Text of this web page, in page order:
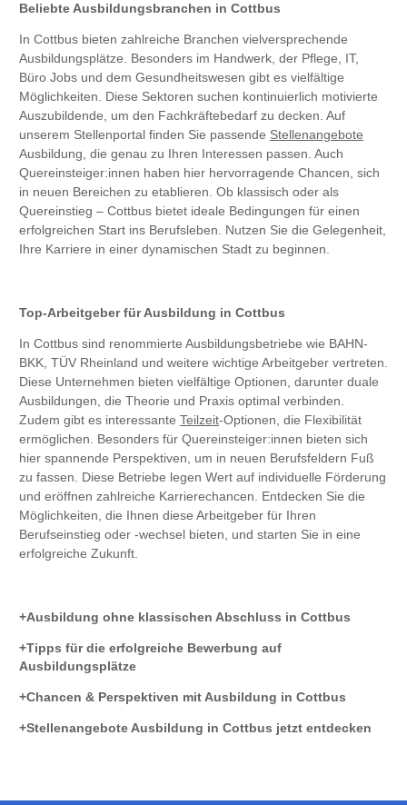
Beliebte Ausbildungsbranchen in Cottbus
In Cottbus bieten zahlreiche Branchen vielversprechende
Ausbildungsplätze. Besonders im Handwerk, der Pflege, IT,
Büro Jobs und dem Gesundheitswesen gibt es vielfältige
Möglichkeiten. Diese Sektoren suchen kontinuierlich motivierte
Auszubildende, um den Fachkräftebedarf zu decken. Auf
unserem Stellenportal finden Sie passende Stellenangebote
Ausbildung, die genau zu Ihren Interessen passen. Auch
Quereinsteiger:innen haben hier hervorragende Chancen, sich
in neuen Bereichen zu etablieren. Ob klassisch oder als
Quereinstieg – Cottbus bietet ideale Bedingungen für einen
erfolgreichen Start ins Berufsleben. Nutzen Sie die Gelegenheit,
Ihre Karriere in einer dynamischen Stadt zu beginnen.
Top-Arbeitgeber für Ausbildung in Cottbus
In Cottbus sind renommierte Ausbildungsbetriebe wie BAHN-
BKK, TÜV Rheinland und weitere wichtige Arbeitgeber vertreten.
Diese Unternehmen bieten vielfältige Optionen, darunter duale
Ausbildungen, die Theorie und Praxis optimal verbinden.
Zudem gibt es interessante Teilzeit-Optionen, die Flexibilität
ermöglichen. Besonders für Quereinsteiger:innen bieten sich
hier spannende Perspektiven, um in neuen Berufsfeldern Fuß
zu fassen. Diese Betriebe legen Wert auf individuelle Förderung
und eröffnen zahlreiche Karrierechancen. Entdecken Sie die
Möglichkeiten, die Ihnen diese Arbeitgeber für Ihren
Berufseinstieg oder -wechsel bieten, und starten Sie in eine
erfolgreiche Zukunft.
Ausbildung ohne klassischen Abschluss in Cottbus
Tipps für die erfolgreiche Bewerbung auf
Ausbildungsplätze
Chancen & Perspektiven mit Ausbildung in Cottbus
Stellenangebote Ausbildung in Cottbus jetzt entdecken